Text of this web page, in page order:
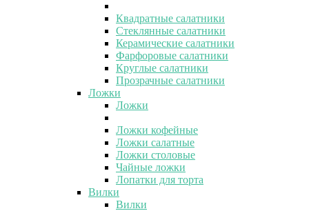
Квадратные салатники
Стеклянные салатники
Керамические салатники
Фарфоровые салатники
Круглые салатники
Прозрачные салатники
Ложки
Ложки
Ложки кофейные
Ложки салатные
Ложки столовые
Чайные ложки
Лопатки для торта
Вилки
Вилки